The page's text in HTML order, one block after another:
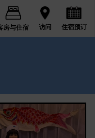
房与住宿 访问 住宿预订